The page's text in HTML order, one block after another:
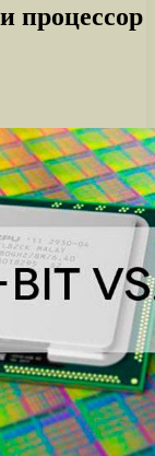
процессор